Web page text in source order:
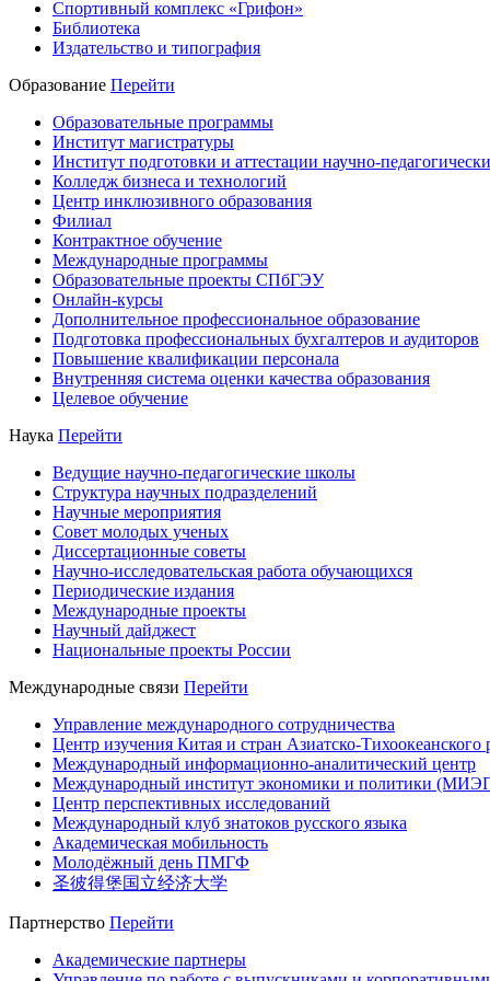
Спортивный комплекс «Грифон»
Библиотека
Издательство и типография
Образование Перейти
Образовательные программы
Институт магистратуры
Институт подготовки и аттестации научно-
Колледж бизнеса и технологий
Центр инклюзивного образования
Филиал
Контрактное обучение
Международные программы
Образовательные проекты СПбГЭУ
Онлайн-курсы
Дополнительное профессиональное образование
Подготовка профессиональных бухгалтеров и аудиторов
Повышение квалификации персонала
Внутренняя система оценки качества образования
Целевое обучение
Наука Перейти
Ведущие научно-педагогические школы
Структура научных подразделений
Научные мероприятия
Совет молодых ученых
Диссертационные советы
Научно-исследовательская работа обучающихся
Периодические издания
Международные проекты
Научный дайджест
Национальные проекты России
Международные связи Перейти
Управление международного сотрудничества
Центр изучения Китая и стран Азиатско-Тихоокеанского
Международный информационно-аналитический центр
Международный институт экономики и политики
Центр перспективных исследований
Международный клуб знатоков русского языка
Академическая мобильность
Молодёжный день ПМГФ
圣彼得堡国立经济大学
Партнерство Перейти
Академические партнеры